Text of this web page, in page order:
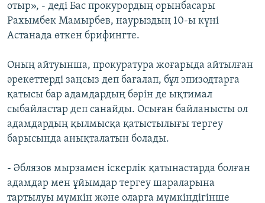
отыр», - деді Бас прокурордың орынбасары
Рахымбек Мамырбев, наурыздың 10-ы күні
Астанада өткен брифингте.
Оның айтуынша, прокуратура жоғарыда айтылған
әрекеттерді заңсыз деп бағалап, бұл эпизодтарға
қатысы бар адамдардың бәрін де ықтимал
сыбайластар деп санайды. Осыған байланысты ол
адамдардың қылмысқа қатыстылығы тергеу
барысында анықталатын болады.
- Әблязов мырзамен іскерлік қатынастарда болған
адамдар мен ұйымдар тергеу шараларына
тартылуы мүмкін және оларға мүмкіндігінше